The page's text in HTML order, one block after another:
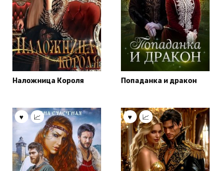
Наложница Короля Попаданка и дракон